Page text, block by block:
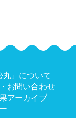
丸」について
お問い合わせ
アーカイブ